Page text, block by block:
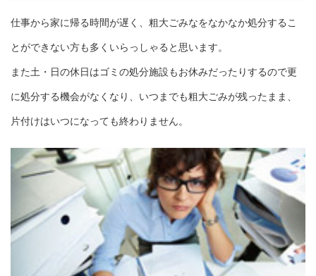
仕事から家に帰る時間が遅く、粗大ごみなをなかなか処分するこ
とができない方も多くいらっしゃると思います。
また土・日の休日はゴミの処分施設もお休みだったりするので更
に処分する機会がなくなり、いつまでも粗大ごみが残ったまま、
片付けはいつになっても終わりません。